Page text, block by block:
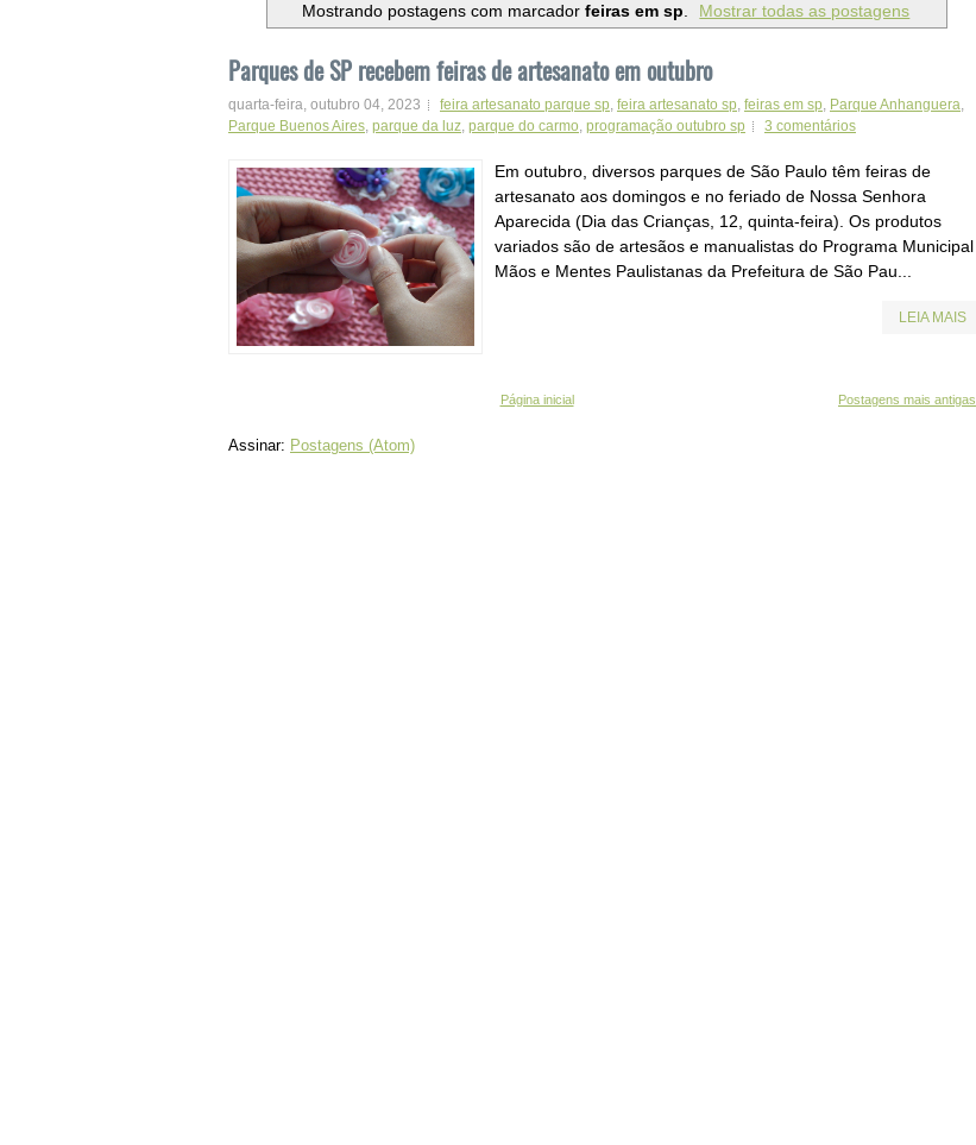
Mostrando postagens com marcador feiras em sp. Mostrar todas as postagens
Parques de SP recebem feiras de artesanato em outubro
quarta-feira, outubro 04, 2023 feira artesanato parque sp feira artesanato sp feiras em sp Parque Anhanguera
Parque Buenos Aires parque da luz parque do carmo programação outubro sp 3 comentários
Em outubro, diversos parques de São Paulo têm feiras de
artesanato aos domingos e no feriado de Nossa Senhora
Aparecida (Dia das Crianças, 12, quinta-feira). Os produtos
variados são de artesãos e manualistas do Programa Municipal
Mãos e Mentes Paulistanas da Prefeitura de São Pau...
LEIA MAIS
Postagens mais antigas
Página inicial
Assinar: Postagens (Atom)